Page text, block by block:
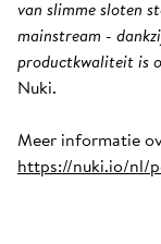
van slimme sloten
mainstream -
productkwaliteit is
Nuki.
Meer informatie
https://nuki.io/nl/